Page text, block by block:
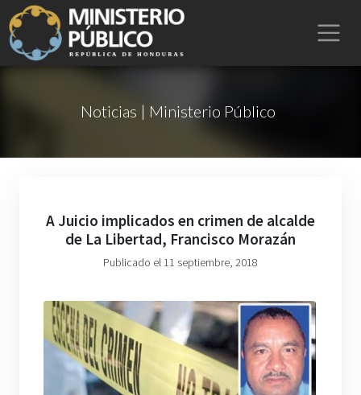
Noticias | Ministerio Público
A Juicio implicados en crimen de alcalde
de La Libertad, Francisco Morazán
Publicado el 11 septiembre, 2018